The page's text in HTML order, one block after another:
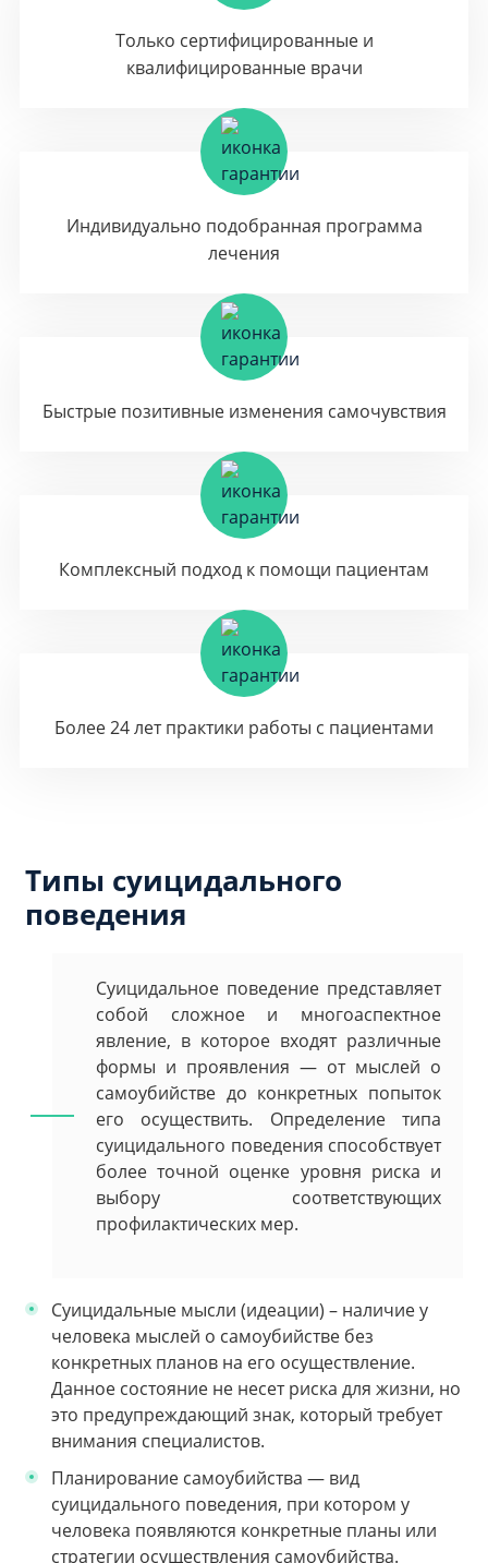
Только сертифицированные и
квалифицированные врачи
Индивидуально подобранная программа
лечения
Быстрые позитивные изменения самочувствия
Комплексный подход к помощи пациентам
Более 24 лет практики работы с пациентами
Типы суицидального
поведения
Суицидальное поведение представляет
собой сложное и многоаспектное
явление, в которое входят различные
формы и проявления — от мыслей о
самоубийстве до конкретных попыток
его осуществить. Определение типа
суицидального поведения способствует
более точной оценке уровня риска и
выбору соответствующих
профилактических мер.
Суицидальные мысли (идеации) – наличие у
человека мыслей о самоубийстве без
конкретных планов на его осуществление.
Данное состояние не несет риска для жизни, но
это предупреждающий знак, который требует
внимания специалистов.
Планирование самоубийства — вид
суицидального поведения, при котором у
человека появляются конкретные планы или
стратегии осуществления самоубийства.